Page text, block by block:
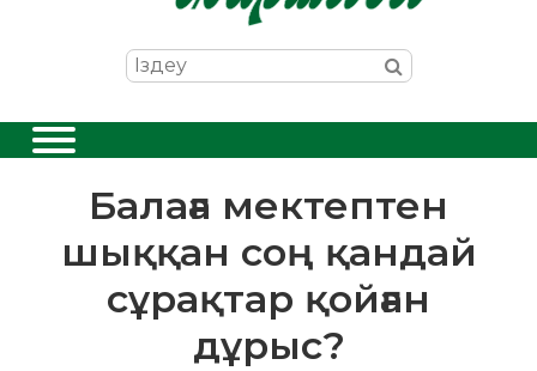
Балаға мектептен
шыққан соң қандай
сұрақтар қойған
дұрыс?